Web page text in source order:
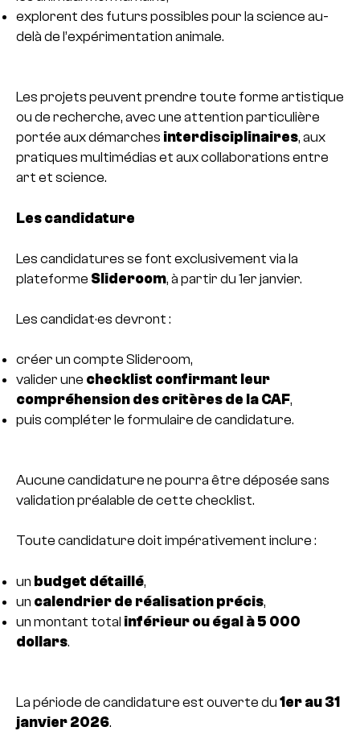
explorent des futurs possibles pour la science au-
delà de l’expérimentation animale.
Les projets peuvent prendre toute forme artistique
ou de recherche, avec une attention particulière
portée aux démarches interdisciplinaires, aux
pratiques multimédias et aux collaborations entre
art et science.
Les candidature
Les candidatures se font exclusivement via la
plateforme Slideroom, à partir du 1er janvier.
Les candidat·es devront :
créer un compte Slideroom,
valider une checklist confirmant leur
compréhension des critères de la CAF,
puis compléter le formulaire de candidature.
Aucune candidature ne pourra être déposée sans
validation préalable de cette checklist.
Toute candidature doit impérativement inclure :
un budget détaillé,
un calendrier de réalisation précis,
un montant total inférieur ou égal à 5 000
dollars.
La période de candidature est ouverte du 1er au 31
janvier 2026.